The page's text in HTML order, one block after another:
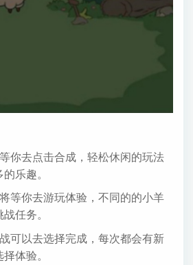
你去点击合成，轻松休闲的玩法
乐趣。
等你去游玩体验，不同的的小羊
任务。
可以去选择完成，每次都会有新
体验。